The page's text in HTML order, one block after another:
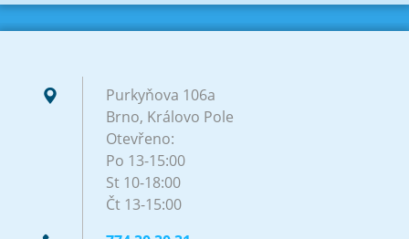
Purkyňova 106a
Brno, Královo Pole
Otevřeno:
Po 13-15:00
St 10-18:00
Čt 13-15:00